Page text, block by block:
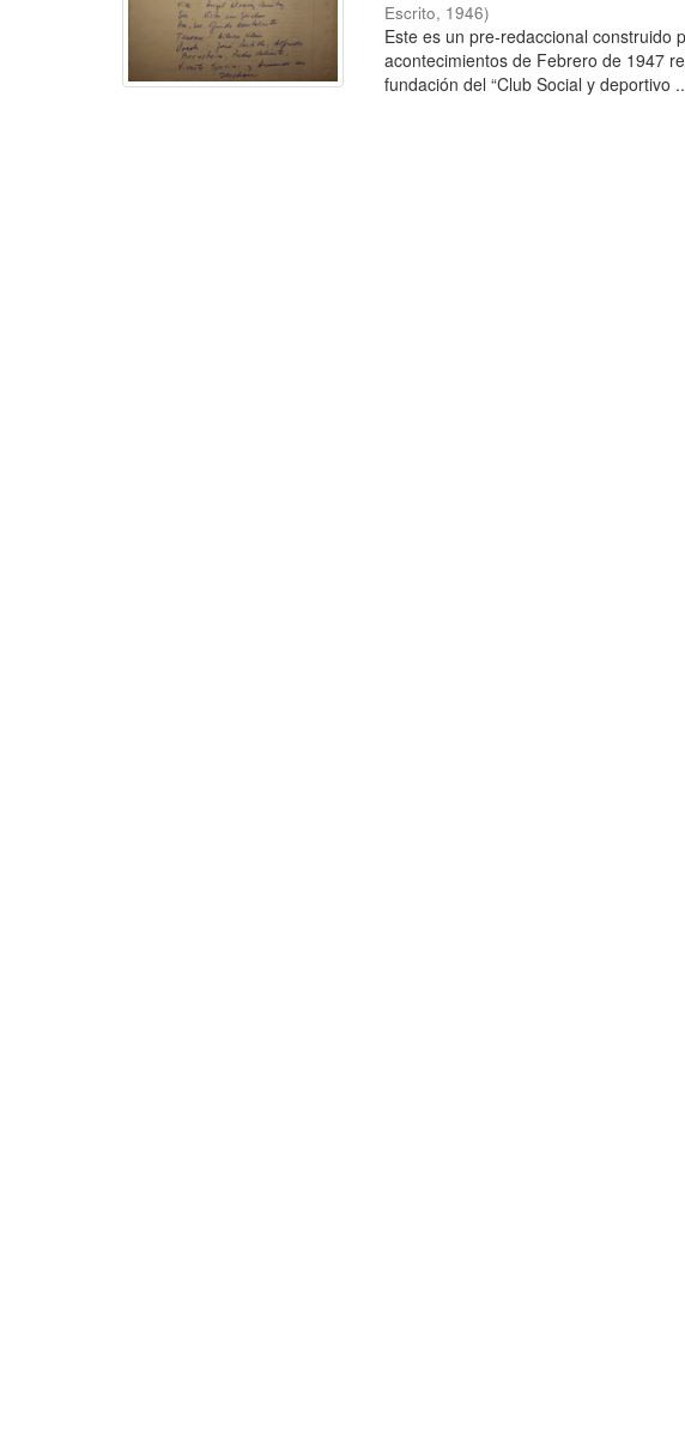
Escrito, 1946)
Este es un pre-redaccional construido
acontecimientos de Febrero de 1947
fundación del “Club Social y deportivo